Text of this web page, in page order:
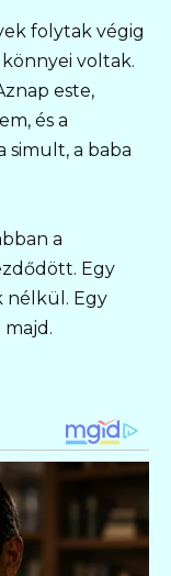
folytak végig
voltak.
este,
és a
simult, a baba
a
Egy
nélkül. Egy